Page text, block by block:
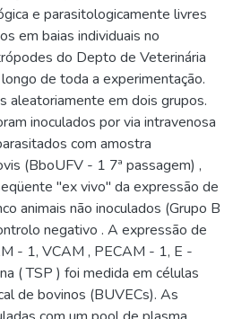
e parasitologicamente livres
em baias individuais no
do Depto de Veterinária
de toda a experimentação.
aleatoriamente em dois grupos.
inoculados por via intravenosa
com amostra
(BboUFV - 1 7ª passagem) ,
"ex vivo" da expressão de
animais não inoculados (Grupo B
negativo . A expressão de
- 1, VCAM , PECAM - 1, E -
( TSP ) foi medida em células
de bovinos (BUVECs). As